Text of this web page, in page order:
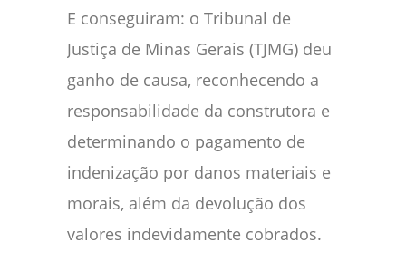
E conseguiram: o Tribunal de
Justiça de Minas Gerais (TJMG) deu
ganho de causa, reconhecendo a
responsabilidade da construtora e
determinando o pagamento de
indenização por danos materiais e
morais, além da devolução dos
valores indevidamente cobrados.